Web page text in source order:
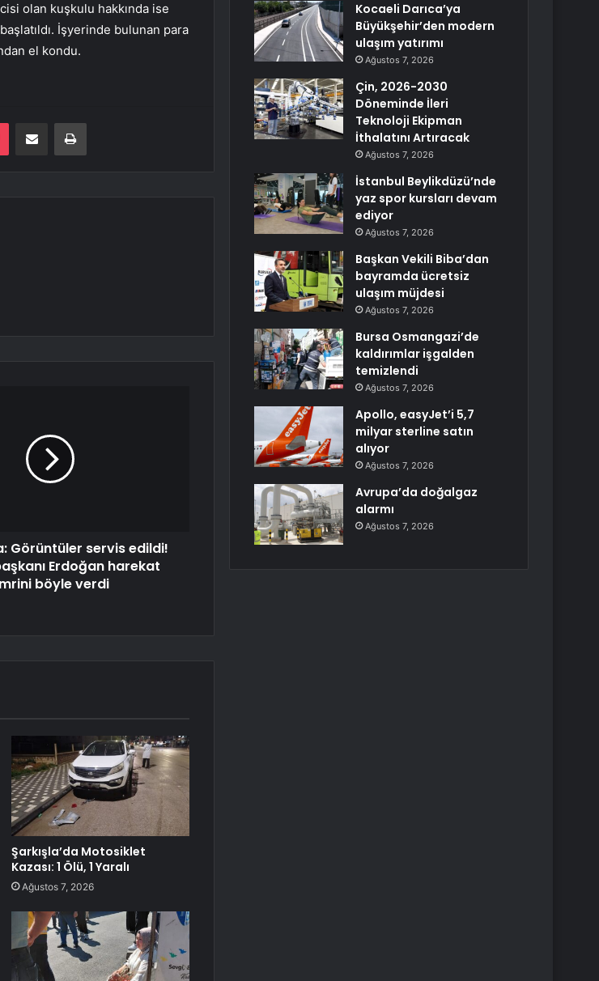
olan kuşkulu hakkında ise
İşyerinde bulunan para
el kondu.
Pocket E-Posta ile paylaş Yazdır
Görüntüler servis edildi!
Erdoğan harekat
böyle verdi
Şarkışla’da Motosiklet
Kazası: 1 Ölü, 1 Yaralı
Ağustos 7, 2026
Kocaeli Darıca’ya
Büyükşehir’den modern
ulaşım yatırımı
Ağustos 7, 2026
Çin, 2026-2030
Döneminde İleri
Teknoloji Ekipman
İthalatını Artıracak
Ağustos 7, 2026
İstanbul Beylikdüzü’nde
yaz spor kursları devam
ediyor
Ağustos 7, 2026
Başkan Vekili Biba’dan
bayramda ücretsiz
ulaşım müjdesi
Ağustos 7, 2026
Bursa Osmangazi’de
kaldırımlar işgalden
temizlendi
Ağustos 7, 2026
Apollo, easyJet’i 5,7
milyar sterline satın
alıyor
Ağustos 7, 2026
Avrupa’da doğalgaz
alarmı
Ağustos 7, 2026